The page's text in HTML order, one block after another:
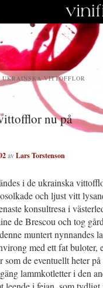
UKRAINSKA VITTOFFLOR
nu på
avLars Torstenson
i de ukrainska
och ljust vitt
konsultresa i
de Brescou och tog
muntert nynnandes
med ett fat buloter,
som de eventuellt heter på
lammkotletter i den